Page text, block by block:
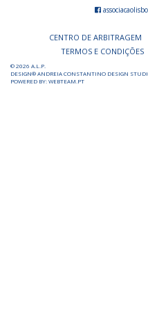
CENTRO DE ARBITRAGEM
TERMOS E CONDIÇÕES
© 2026 A.L.P.
DESIGN® ANDREIA CONSTANTINO DESIGN
POWERED BY: WEBTEAM.PT